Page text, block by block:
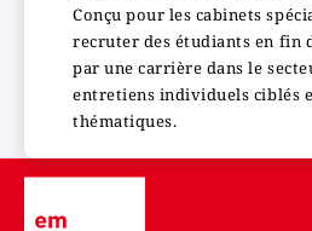
Conçu pour les cabinets
recruter des étudiants en fin
par une carrière dans le
entretiens individuels ciblés
thématiques.